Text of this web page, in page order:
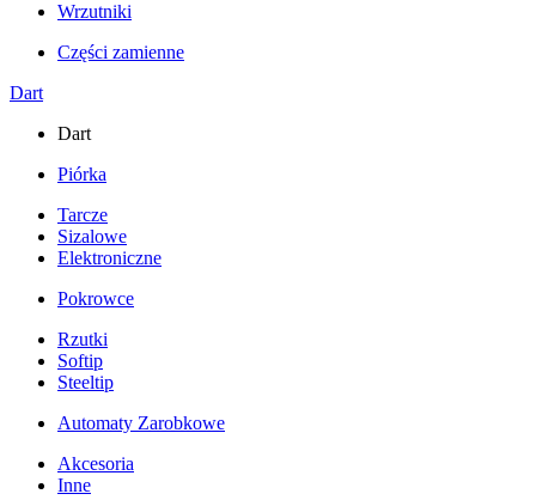
Wrzutniki
Części zamienne
Dart
Dart
Piórka
Tarcze
Sizalowe
Elektroniczne
Pokrowce
Rzutki
Softip
Steeltip
Automaty Zarobkowe
Akcesoria
Inne